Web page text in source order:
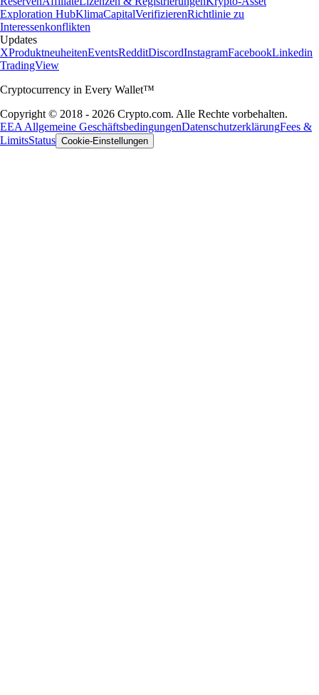
Exploration HubKlimaCapitalVerifizierenRichtlinie zu
Interessenkonflikten
Updates
XProduktneuheitenEventsRedditDiscordInstagramFacebookLinkedin
TradingView
Cryptocurrency in Every Wallet™
Copyright © 2018 - 2026 Crypto.com. Alle Rechte vorbehalten.
EEA Allgemeine GeschäftsbedingungenDatenschutzerklärungFees &
LimitsStatus Cookie-Einstellungen